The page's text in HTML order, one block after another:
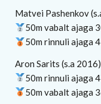
Matvei Pashenkov
50m vabalt ajaga
50m rinnuli ajaga
Aron Sarits (s.a 2016)
50m rinnuli ajaga
50m vabalt ajaga